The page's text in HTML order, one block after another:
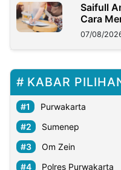
Saifull
Cara
07/08/
KABAR
Purwakarta
Sumenep
Om Zein
Polres Purwakarta